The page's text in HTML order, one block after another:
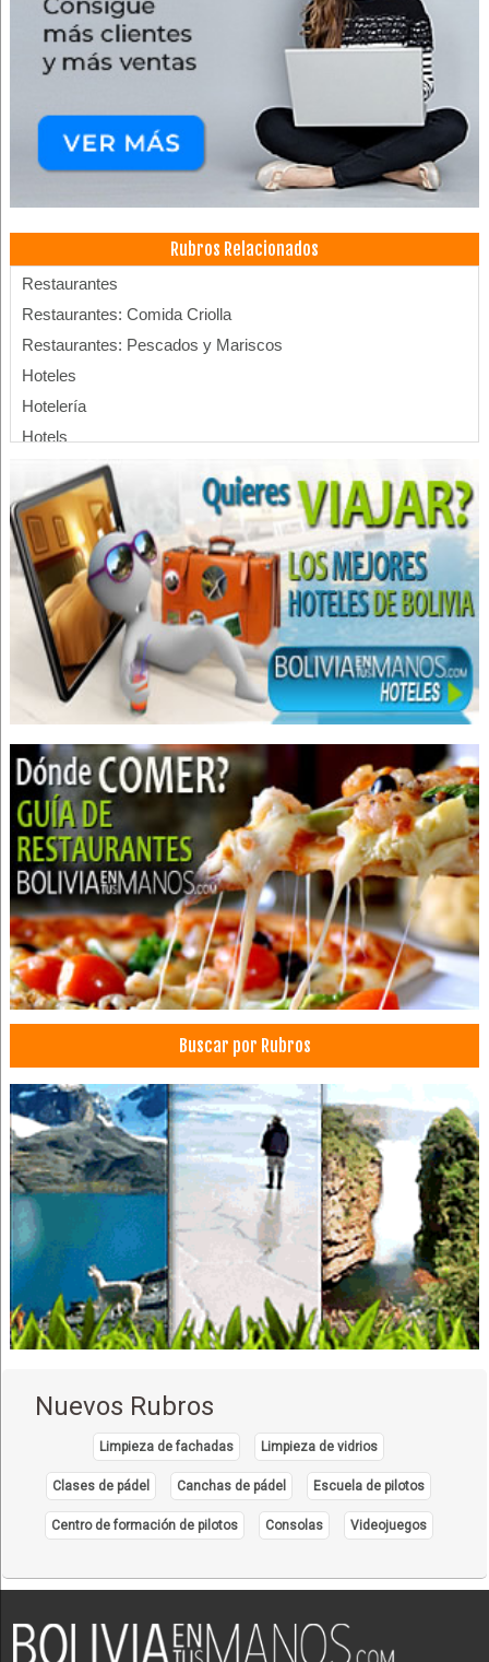
Rubros Relacionados
Restaurantes
Restaurantes: Comida Criolla
Restaurantes: Pescados y Mariscos
Hoteles
Hotelería
Hotels
Apart Hoteles
Churrasquerías
Restaurantes: Churrasquerías
Hoteles Boutique
Buscar por Rubros
Nuevos Rubros
Limpieza de fachadas Limpieza de vidrios
Clases de pádel Canchas de pádel Escuela de pilotos
Centro de formación de pilotos Consolas Videojuegos